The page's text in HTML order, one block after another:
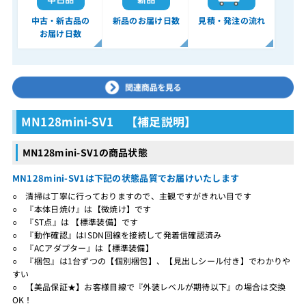
中古・新古品の
お届け日数
新品のお届け日数 見積・発注の流れ
MN128mini-SV1 【補足説明】
MN128mini-SV1の商品状態
MN128mini-SV1は下記の状態品質でお届けいたします
○ 清掃は丁寧に行っておりますので、主観ですがきれい目です
○ 『本体日焼け』は【微焼け】です
○ 『ST点』は 【標準装備】です
○ 『動作確認』はISDN回線を接続して発着信確認済み
○ 『ACアダプター』は【標準装備】
○ 『梱包』は1台ずつの【個別梱包】、【見出しシール付き】でわかりや
すい
○ 【美品保証★】お客様目線で『外装レベルが期待以下』の場合は交換
OK！